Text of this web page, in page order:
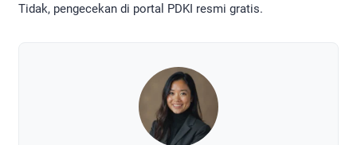
Tidak, pengecekan di portal PDKI resmi gratis.